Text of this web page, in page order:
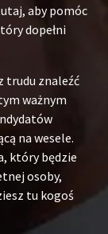
aby pomóc
dopełni
trudu znaleźć
ważnym
na wesele.
który będzie
osoby,
tu kogoś